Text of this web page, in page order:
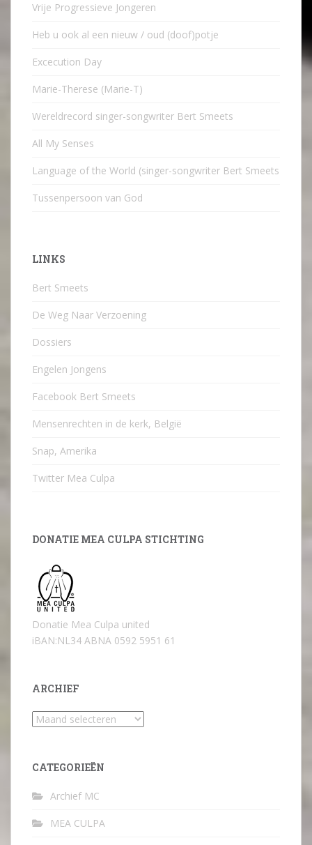
Vrije Progressieve Jongeren
Heb u ook al een nieuw / oud (doof)potje
Excecution Day
Marie-Therese (Marie-T)
Wereldrecord singer-songwriter Bert Smeets
All My Senses
Language of the World (singer-songwriter Bert Smeets
Tussenpersoon van God
LINKS
Bert Smeets
De Weg Naar Verzoening
Dossiers
Engelen Jongens
Facebook Bert Smeets
Mensenrechten in de kerk, België
Snap, Amerika
Twitter Mea Culpa
DONATIE MEA CULPA STICHTING
Donatie Mea Culpa united
iBAN:NL34 ABNA 0592 5951 61
ARCHIEF
Archief
CATEGORIEËN
Archief MC
MEA CULPA